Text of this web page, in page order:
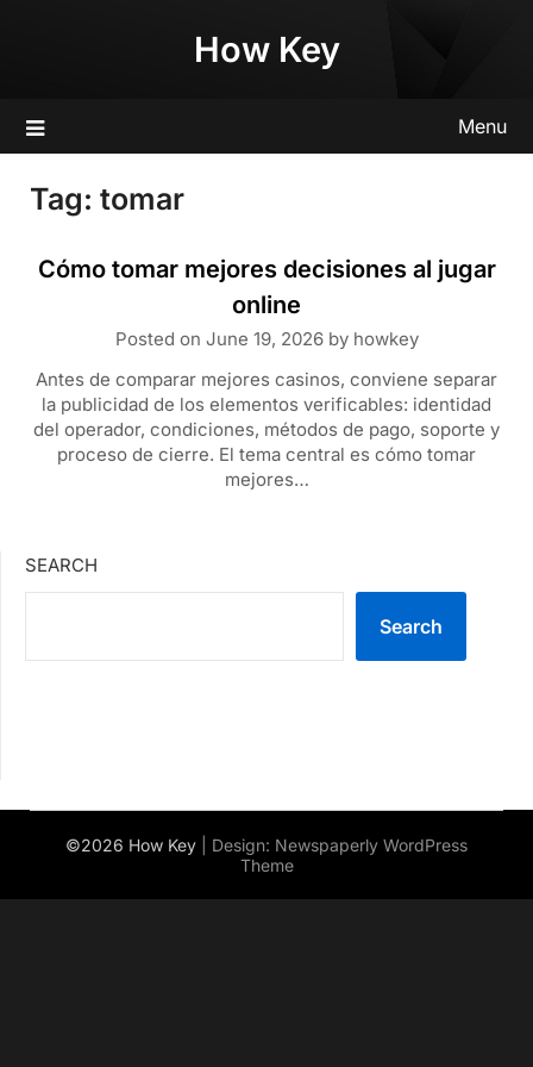
How Key
Menu
Tag: tomar
Cómo tomar mejores decisiones al jugar
online
Posted on June 19, 2026by howkey
Antes de comparar mejores casinos, conviene separar
la publicidad de los elementos verificables: identidad
del operador, condiciones, métodos de pago, soporte y
proceso de cierre. El tema central es cómo tomar
mejores…
SEARCH
Search
©2026 How Key | Design: Newspaperly WordPress
Theme